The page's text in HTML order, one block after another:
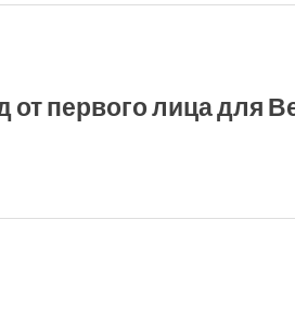
от первого лица для